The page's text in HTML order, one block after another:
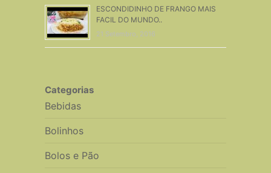
ESCONDIDINHO DE FRANGO MAIS
FACIL DO MUNDO..
21 Setembro, 2016
Categorias
Bebidas
Bolinhos
Bolos e Pão